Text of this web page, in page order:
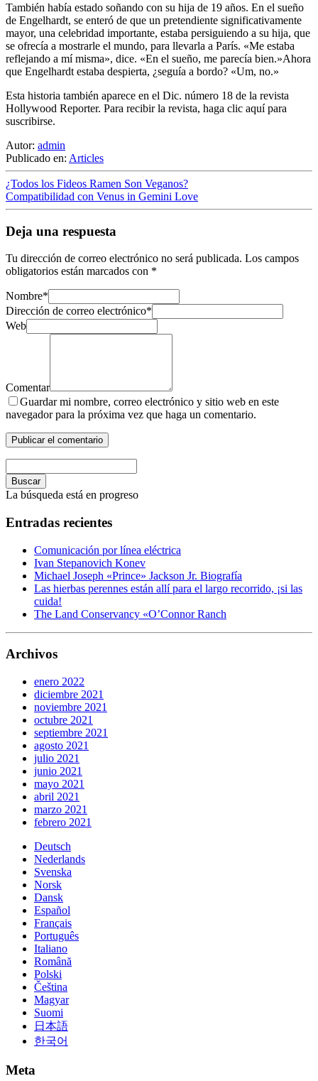
También había estado soñando con su hija de 19 años. En el sueño
de Engelhardt, se enteró de que un pretendiente significativamente
mayor, una celebridad importante, estaba persiguiendo a su hija, que
se ofrecía a mostrarle el mundo, para llevarla a París. «Me estaba
reflejando a mí misma», dice. «En el sueño, me parecía bien.»Ahora
que Engelhardt estaba despierta, ¿seguía a bordo? «Um, no.»
Esta historia también aparece en el Dic. número 18 de la revista
Hollywood Reporter. Para recibir la revista, haga clic aquí para
suscribirse.
Autor: admin
Publicado en: Articles
¿Todos los Fideos Ramen Son Veganos?
Compatibilidad con Venus in Gemini Love
Deja una respuesta
Tu dirección de correo electrónico no será publicada. Los campos
obligatorios están marcados con *
Nombre*
Dirección de correo electrónico*
Web
Comentar
Guardar mi nombre, correo electrónico y sitio web en este
navegador para la próxima vez que haga un comentario.
Buscar
La búsqueda está en progreso
Entradas recientes
Comunicación por línea eléctrica
Ivan Stepanovich Konev
Michael Joseph «Prince» Jackson Jr. Biografía
Las hierbas perennes están allí para el largo recorrido, ¡si las
cuida!
The Land Conservancy «O’Connor Ranch
Archivos
enero 2022
diciembre 2021
noviembre 2021
octubre 2021
septiembre 2021
agosto 2021
julio 2021
junio 2021
mayo 2021
abril 2021
marzo 2021
febrero 2021
Deutsch
Nederlands
Svenska
Norsk
Dansk
Español
Français
Português
Italiano
Română
Polski
Čeština
Magyar
Suomi
日本語
한국어
Meta